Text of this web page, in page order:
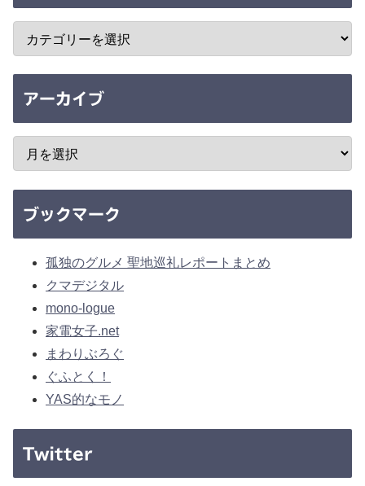
アーカイブ
ブックマーク
孤独のグルメ 聖地巡礼レポートまとめ
クマデジタル
mono-logue
家電女子.net
まわりぶろぐ
ぐふとく！
YAS的なモノ
Twitter